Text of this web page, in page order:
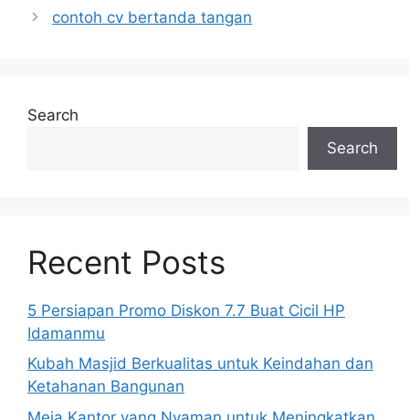
contoh cv bertanda tangan
Search
Search
Recent Posts
5 Persiapan Promo Diskon 7.7 Buat Cicil HP
Idamanmu
Kubah Masjid Berkualitas untuk Keindahan dan
Ketahanan Bangunan